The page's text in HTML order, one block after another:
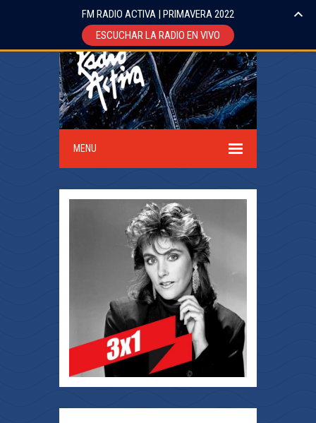
MENU
FM RADIO ACTIVA | PRIMAVERA 2022
ESCUCHAR LA RADIO EN VIVO